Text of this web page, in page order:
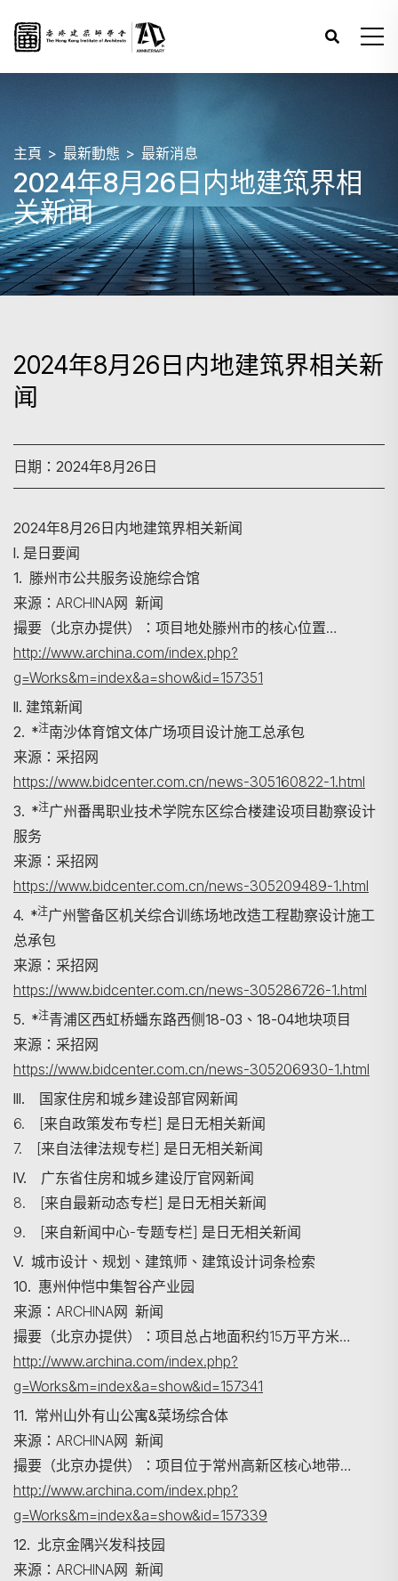
主頁 最新動態 最新消息
2024年8月26日内地建筑界相
关新闻
2024年8月26日内地建筑界相关新
闻
日期：2024年8月26日
2024年8月26日内地建筑界相关新闻
I. 是日要闻
1. 滕州市公共服务设施综合馆
来源：ARCHINA网 新闻
撮要（北京办提供）：项目地处滕州市的核心位置…
http://www.archina.com/index.php?
g=Works&m=index&a=show&id=157351
II. 建筑新闻
2. *注南沙体育馆文体广场项目设计施工总承包
来源：采招网
https://www.bidcenter.com.cn/news-305160822-1.html
3. *注广州番禺职业技术学院东区综合楼建设项目勘察设计
服务
来源：采招网
https://www.bidcenter.com.cn/news-305209489-1.html
4. *注广州警备区机关综合训练场地改造工程勘察设计施工
总承包
来源：采招网
https://www.bidcenter.com.cn/news-305286726-1.html
5. *注青浦区西虹桥蟠东路西侧18-03、18-04地块项目
来源：采招网
https://www.bidcenter.com.cn/news-305206930-1.html
III. 国家住房和城乡建设部官网新闻
6. [来自政策发布专栏] 是日无相关新闻
7. [来自法律法规专栏] 是日无相关新闻
IV. 广东省住房和城乡建设厅官网新闻
8. [来自最新动态专栏] 是日无相关新闻
9. [来自新闻中心-专题专栏] 是日无相关新闻
V. 城市设计、规划、建筑师、建筑设计词条检索
10. 惠州仲恺中集智谷产业园
来源：ARCHINA网 新闻
撮要（北京办提供）：项目总占地面积约15万平方米…
http://www.archina.com/index.php?
g=Works&m=index&a=show&id=157341
11. 常州山外有山公寓&菜场综合体
来源：ARCHINA网 新闻
撮要（北京办提供）：项目位于常州高新区核心地带…
http://www.archina.com/index.php?
g=Works&m=index&a=show&id=157339
12. 北京金隅兴发科技园
来源：ARCHINA网 新闻